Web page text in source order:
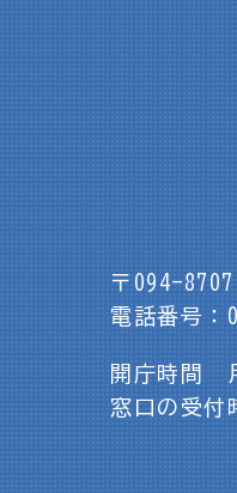
〒094-8707
電話番号：
開庁時間
窓口の受付